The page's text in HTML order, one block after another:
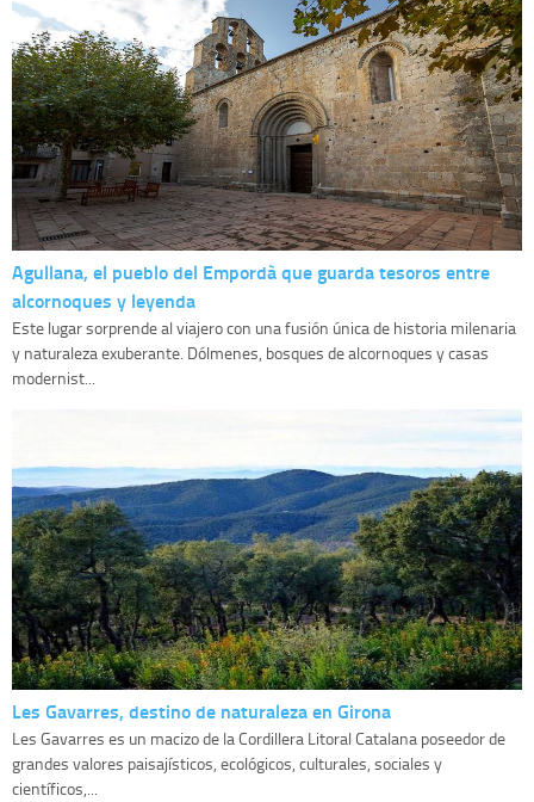
Agullana, el pueblo del Empordà que guarda tesoros entre
alcornoques y leyenda
Este lugar sorprende al viajero con una fusión única de historia milenaria
y naturaleza exuberante. Dólmenes, bosques de alcornoques y casas
modernist...
Les Gavarres, destino de naturaleza en Girona
Les Gavarres es un macizo de la Cordillera Litoral Catalana poseedor de
grandes valores paisajísticos, ecológicos, culturales, sociales y
científicos,...